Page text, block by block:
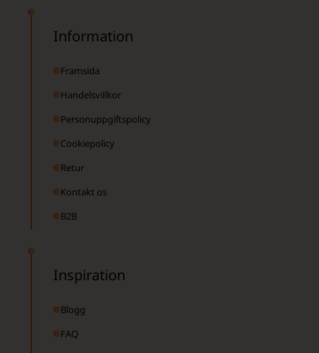
Information
Framsida
Handelsvillkor
Personuppgiftspolicy
Cookiepolicy
Retur
Kontakt os
B2B
Inspiration
Blogg
FAQ